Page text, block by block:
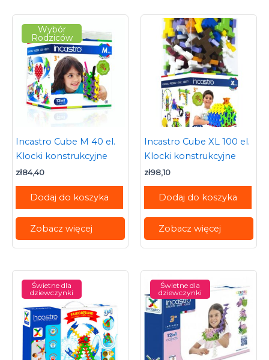
Wybór
Rodziców
Incastro Cube M 40 el.
Klocki konstrukcyjne
zł84,40
Dodaj do koszyka
Zobacz więcej
Incastro Cube XL 100 el.
Klocki konstrukcyjne
zł98,10
Dodaj do koszyka
Zobacz więcej
Świetne dla
dziewczynki
Świetne dla
dziewczynki